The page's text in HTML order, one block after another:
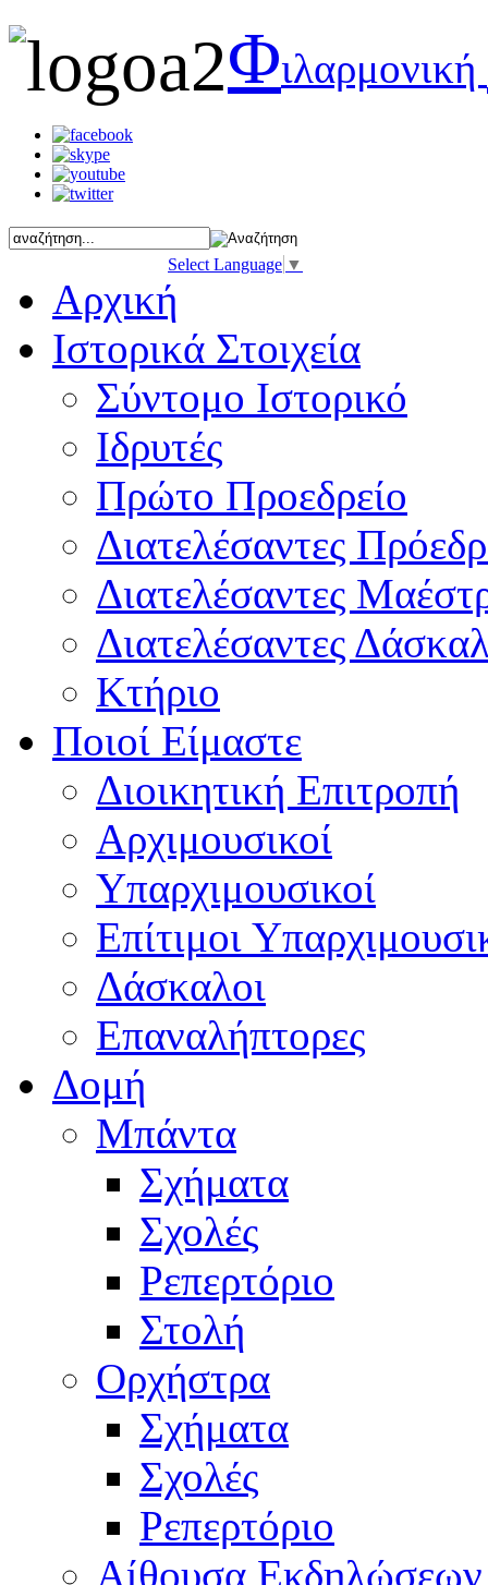
Φιλαρμονική
Select Language ▼
Αρχική
Ιστορικά Στοιχεία
Σύντομο Ιστορικό
Ιδρυτές
Πρώτο Προεδρείο
Διατελέσαντες
Διατελέσαντες
Διατελέσαντες
Κτήριο
Ποιοί Είμαστε
Διοικητική Επιτροπή
Aρχιμουσικοί
Υπαρχιμουσικοί
Επίτιμοι
Δάσκαλοι
Επαναλήπτορες
Δομή
Μπάντα
Σχήματα
Σχολές
Ρεπερτόριο
Στολή
Ορχήστρα
Σχήματα
Σχολές
Ρεπερτόριο
Aίθουσα Εκδηλώσεων